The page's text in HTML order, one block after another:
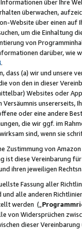
über Ihre
überwachen,
Website über einen
um die Einhaltung
von
darüber, wie
.
dass (a) wir und
von den in dieser
Websites oder
unsererseits,
oder eine andere
die wir ggf. im
sind, wenn sie
Zustimmung von
ist diese Vereinbarung
ihren jeweiligen
Fassung aller
alle anderen
werden („
von Widersprüchen
dieser